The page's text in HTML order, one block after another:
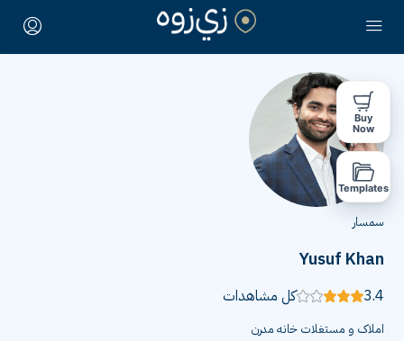
سمسار
Yusuf Khan
3.4 كل مشاهدات
املاک و مستغلات خانه مدرن
Buy
Now
Templates